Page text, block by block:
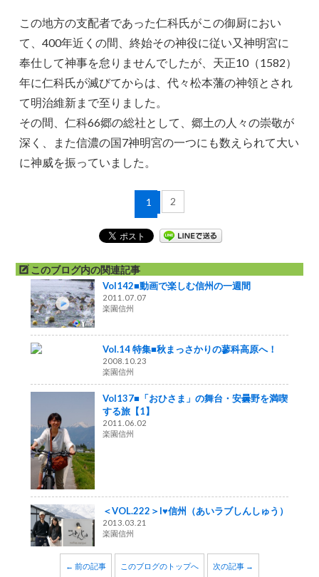
この地方の支配者であった仁科氏がこの御厨におい
て、400年近くの間、終始その神役に従い又神明宮に
奉仕して神事を怠りませんでしたが、天正10（1582）
年に仁科氏が滅びてからは、代々松本藩の神領とされ
て明治維新まで至りました。
その間、仁科66郷の総社として、郷土の人々の崇敬が
深く、また信濃の国7神明宮の一つにも数えられて大い
に神威を振っていました。
1 2
このブログ内の関連記事
Vol142■動画で楽しむ信州の一週間
2011.07.07
楽園信州
Vol.14 特集■秋まっさかりの蓼科高原へ！
2008.10.23
楽園信州
Vol137■「おひさま」の舞台・安曇野を満喫
する旅【1】
2011.06.02
楽園信州
＜VOL.222＞I♥信州（あいラブしんしゅう）
2013.03.21
楽園信州
← 前の記事 このブログのトップへ 次の記事 →